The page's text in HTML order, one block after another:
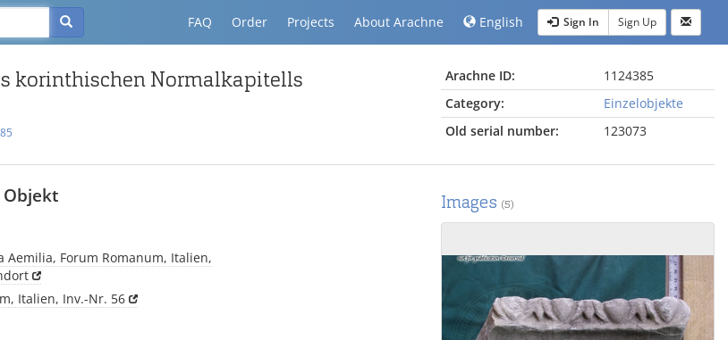
FAQ Order Projects About Arachne English Sign In Sign Up
korinthischen Normalkapitells Arachne ID:
1124385
Category:
Einzelobjekte
Old serial number:
123073
Aemilia, Forum Romanum, Italien,
Italien, Inv.-Nr. 56
Images (5)